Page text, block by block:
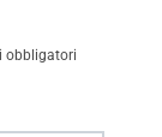
obbligatori